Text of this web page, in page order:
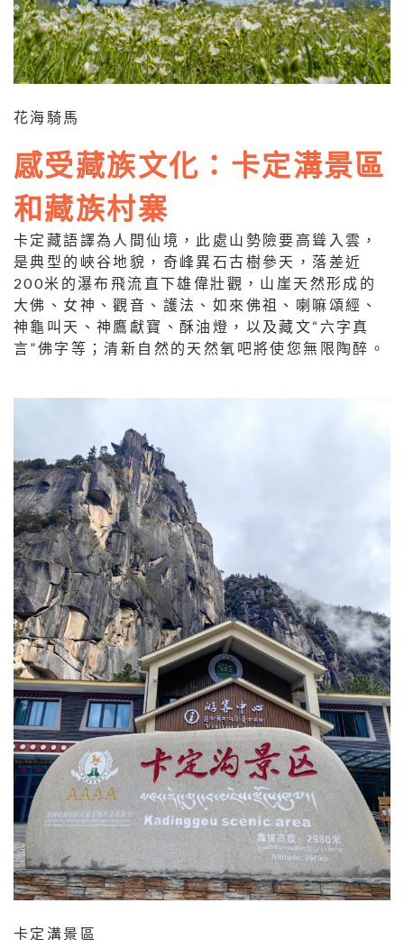
花海騎馬
感受藏族文化：卡定溝景區
和藏族村寨
卡定藏語譯為人間仙境，此處山勢險要高聳入雲，
是典型的峽谷地貌，奇峰異石古樹參天，落差近
200米的瀑布飛流直下雄偉壯觀，山崖天然形成的
大佛、女神、觀音、護法、如來佛祖、喇嘛頌經、
神龜叫天、神鷹獻寶、酥油燈，以及藏文“六字真
言”佛字等；清新自然的天然氧吧將使您無限陶醉。
卡定溝景區